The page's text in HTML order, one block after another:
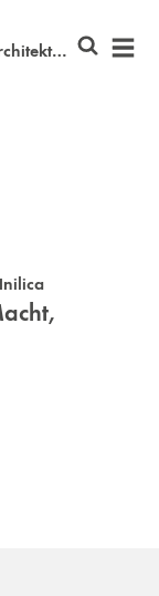
» Bücher / Building Power. Architektur, Macht, Gender